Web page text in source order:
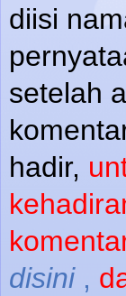
diisi
setelah
hadir,
disini ,